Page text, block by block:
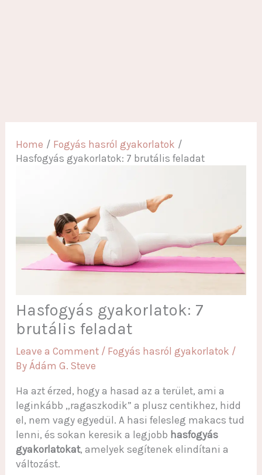
Home
Fogyás hasról gyakorlatok
Hasfogyás gyakorlatok: 7 brutális feladat
Hasfogyás gyakorlatok: 7
brutális feladat
Leave a Comment / Fogyás hasról gyakorlatok /
By Ádám G. Steve
Ha azt érzed, hogy a hasad az a terület, ami a
leginkább „ragaszkodik” a plusz centikhez, hidd
el, nem vagy egyedül. A hasi felesleg makacs tud
lenni, és sokan keresik a legjobb hasfogyás
gyakorlatokat, amelyek segítenek elindítani a
változást.